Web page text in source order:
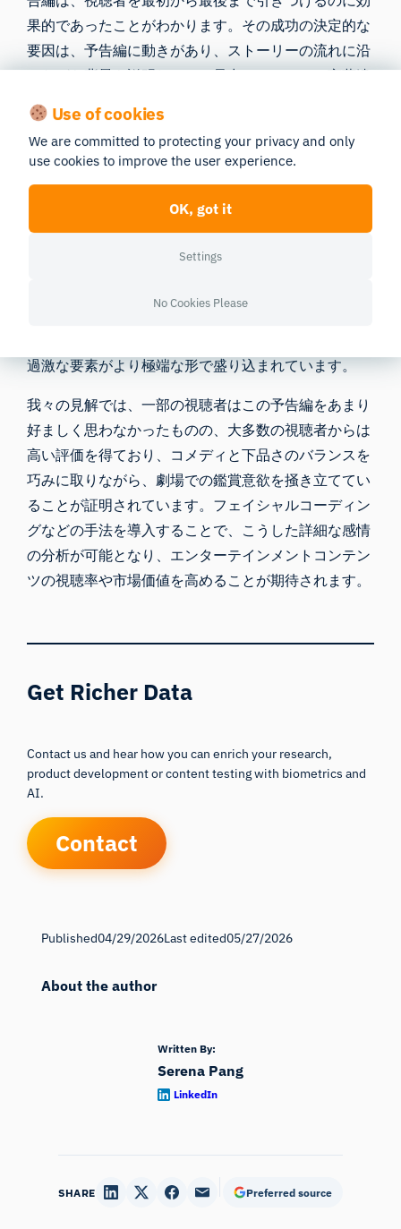
果的であったことがわかります。その成功の決定的な
要因は、予告編に動きがあり、ストーリーの流れに沿
いながら背景を説明しつつ、暴力、ユーモア、言葉遣
いなどを絶えず変化させていた点にあります。また、
興行収入の結果を見ても、
リン』が今年、ディズニーとマーベルにとって最大の
過激なユーモアは、その使い方次第で、確かに観客の
で遊び心のある形で用いられた過激なユーモア
過激な要素がより極端な形で盛り込まれています。
我々の見解では、一部の視聴者はこの予告編をあまり
好ましく思わなかったものの、大多数の視聴者からは
高い評価を得ており、コメディと下品さのバランスを
巧みに取りながら、劇場での鑑賞意欲を掻き立ててい
ることが証明されています。フェイシャルコーディン
グなどの手法を導入することで、こうした詳細な感情
の分析が可能となり、エンターテインメントコンテン
ツの視聴率や市場価値を高めることが期待されます。
Get Richer Data
Contact us and hear how you can enrich your research,
product development or content testing with biometrics and
AI.
Contact
Published04/29/2026Last edited05/27/2026
About the author
Written By:
Serena Pang
LinkedIn
SHARE Preferred source
Use of cookies
We are committed to protecting your privacy and only
use cookies to improve the user experience.
OK, got it
Settings
No Cookies Please